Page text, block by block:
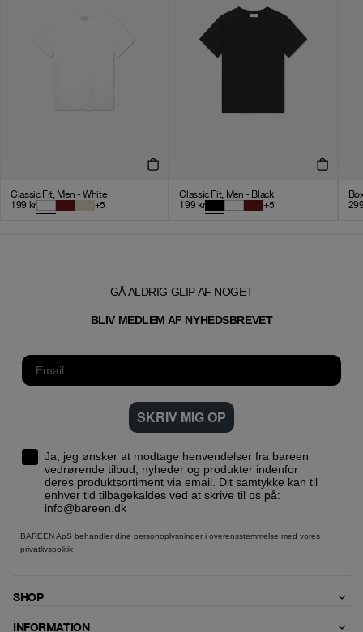
Classic Fit, Men - White
199 kr +5
Classic Fit, Men - Black
199 kr +5
GÅ ALDRIG GLIP AF NOGET
BLIV MEDLEM AF NYHEDSBREVET
SKRIV MIG OP
Ja, jeg ønsker at modtage henvendelser fra bareen
vedrørende tilbud, nyheder og produkter indenfor
deres produktsortiment via email. Dit samtykke kan til
enhver tid tilbagekaldes ved at skrive til os på:
info@bareen.dk
BAREEN ApS behandler dine personoplysninger i overensstemmelse med vores
privatlivspolitik
SHOP
INFORMATION